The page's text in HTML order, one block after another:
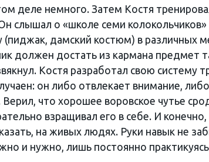
деле немного. Затем Костя
слышал о «школе семи
дамский костюм) в различных
должен достать из кармана предмет
Костя разработал свою систему
он либо отвлекает внимание,
что хорошее воровское чутье
взращивал его в себе. И
на живых людях. Руки навык не
и нужно, лишь постоянно